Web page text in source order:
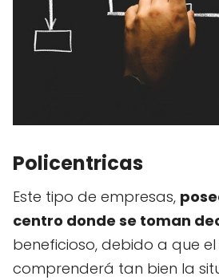
Policentricas
Este tipo de empresas,
centro donde se toman
beneficioso, debido a que
comprenderá tan bien la